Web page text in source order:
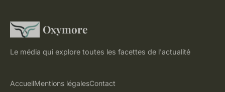
Oxymore
Le média qui explore toutes les facettes de l'actualité
AccueilMentions légalesContact